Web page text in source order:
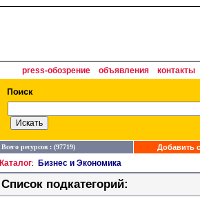
press-обозрение объявления контакты
Всего ресурсов : (97719) Добавить
Каталог: Бизнес и Экономика
Список подкатегорий: